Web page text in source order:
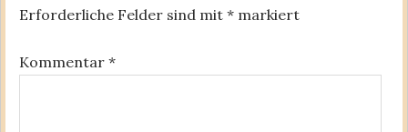
Erforderliche Felder sind mit * markiert
Kommentar *